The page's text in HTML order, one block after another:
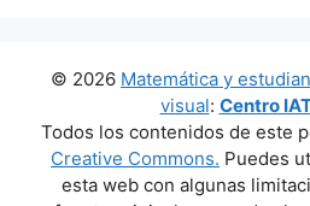
© 2026 Matemática y
visual: Centro
Todos los contenidos de este
Creative Commons. Puedes
esta web con algunas